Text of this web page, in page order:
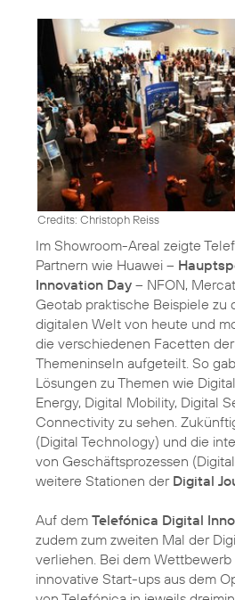
Credits: Christoph Reiss
Im Showroom-Areal zeigte
Partnern wie Huawei –
Innovation Day – NFON,
Geotab praktische Beispiele
digitalen Welt von heute und
die verschiedenen Facetten der
Themeninseln aufgeteilt. So
Lösungen zu Themen wie
Energy, Digital Mobility, Digital
Connectivity zu sehen.
(Digital Technology) und die
von Geschäftsprozessen
weitere Stationen der Digital
Auf dem Telefónica Digital
zudem zum zweiten Mal der
verliehen. Bei dem
innovative Start-ups aus dem